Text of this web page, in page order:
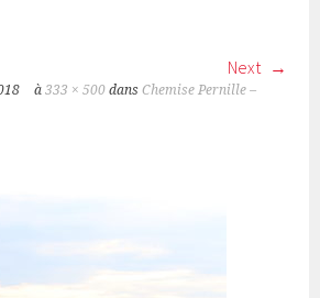
Next
à333 × 500 dansChemise Pernille –